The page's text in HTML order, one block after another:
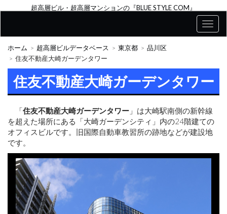
超高層ビル・超高層マンションの『BLUE STYLE COM』
ホーム 超高層ビルデータベース 東京都
品川区
住友不動産大崎ガーデンタワー
住友不動産大崎ガーデンタワー
「住友不動産大崎ガーデンタワー 」は大崎駅南側の新幹線
を超えた場所にある「大崎ガーデンシティ」内の24階建ての
オフィスビルです。旧国際自動車教習所の跡地などが建設地
です。